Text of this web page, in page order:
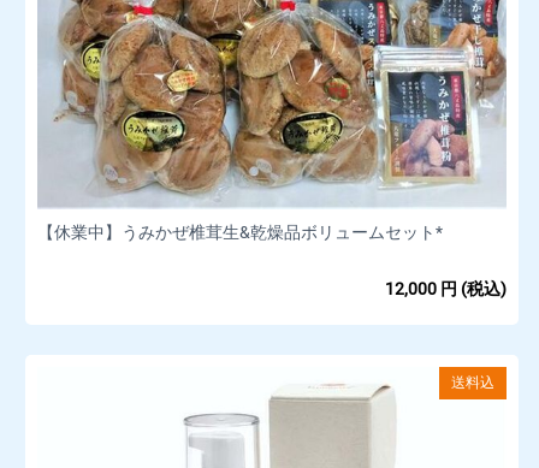
【休業中】うみかぜ椎茸生&乾燥品ボリュームセット*
12,000 円 (税込)
送料込